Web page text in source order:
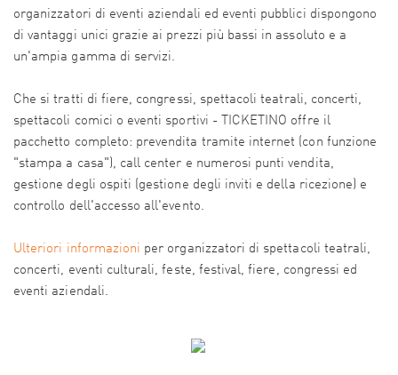
organizzatori di eventi aziendali ed eventi pubblici dispongono
di vantaggi unici grazie ai prezzi più bassi in assoluto e a
un'ampia gamma di servizi.
Che si tratti di fiere, congressi, spettacoli teatrali, concerti,
spettacoli comici o eventi sportivi - TICKETINO offre il
pacchetto completo: prevendita tramite internet (con funzione
"stampa a casa"), call center e numerosi punti vendita,
gestione degli ospiti (gestione degli inviti e della ricezione) e
controllo dell'accesso all'evento.
Ulteriori informazioni per organizzatori di spettacoli teatrali,
concerti, eventi culturali, feste, festival, fiere, congressi ed
eventi aziendali.